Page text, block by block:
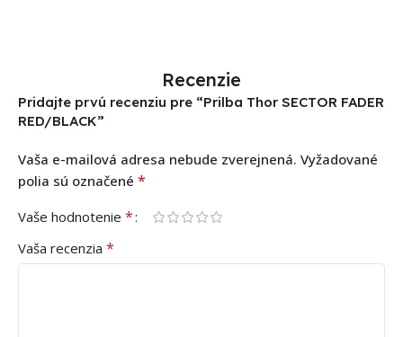
Recenzie
Pridajte prvú recenziu pre “Prilba Thor SECTOR FADER
RED/BLACK”
Vaša e-mailová adresa nebude zverejnená. Vyžadované
polia sú označené *
Vaše hodnotenie *
Vaša recenzia *